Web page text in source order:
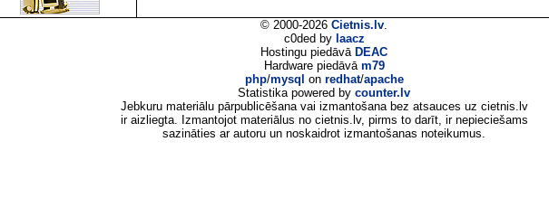
© 2000-2026 Cietnis.lv.
c0ded by laacz
Hostingu piedāvā DEAC
Hardware piedāvā m79
php/mysql on redhat/apache
Statistika powered by counter.lv
Jebkuru materiālu pārpublicēšana vai izmantošana bez atsauces uz cietnis.lv
ir aizliegta. Izmantojot materiālus no cietnis.lv, pirms to darīt, ir nepieciešams
sazināties ar autoru un noskaidrot izmantošanas noteikumus.